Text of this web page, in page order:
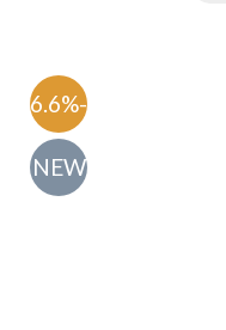
-56.6%
NEW